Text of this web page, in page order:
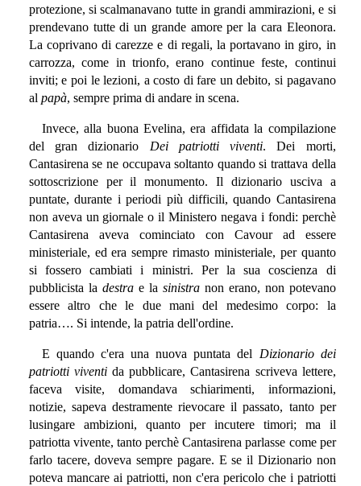
protezione, si scalmanavano tutte in grandi ammirazioni, e si
prendevano tutte di un grande amore per la cara Eleonora.
La coprivano di carezze e di regali, la portavano in giro, in
carrozza, come in trionfo, erano continue feste, continui
inviti; e poi le lezioni, a costo di fare un debito, si pagavano
al papà, sempre prima di andare in scena.
Invece, alla buona Evelina, era affidata la compilazione
del gran dizionario Dei patriotti viventi. Dei morti,
Cantasirena se ne occupava soltanto quando si trattava della
sottoscrizione per il monumento. Il dizionario usciva a
puntate, durante i periodi più difficili, quando Cantasirena
non aveva un giornale o il Ministero negava i fondi: perchè
Cantasirena aveva cominciato con Cavour ad essere
ministeriale, ed era sempre rimasto ministeriale, per quanto
si fossero cambiati i ministri. Per la sua coscienza di
pubblicista la destrae la sinistranon erano, non potevano
essere altro che le due mani del medesimo corpo: la
patria…. Si intende, la patria dell'ordine.
E quando c'era una nuova puntata del Dizionario dei
patriotti viventida pubblicare, Cantasirena scriveva lettere,
faceva visite, domandava schiarimenti, informazioni,
notizie, sapeva destramente rievocare il passato, tanto per
lusingare ambizioni, quanto per incutere timori; ma il
patriotta vivente, tanto perchè Cantasirena parlasse come per
farlo tacere, doveva sempre pagare. E se il Dizionario non
poteva mancare ai patriotti, non c'era pericolo che i patriotti